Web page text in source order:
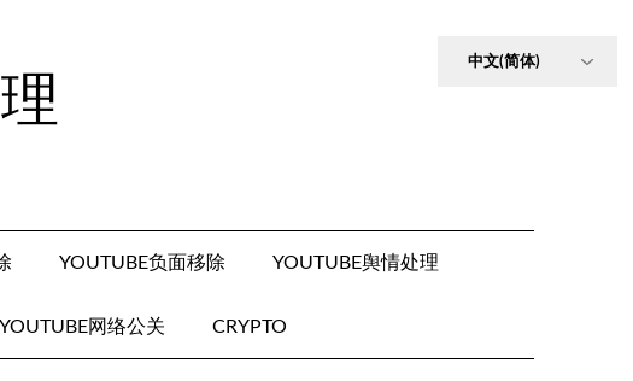
YOUTUBE负面移除 YOUTUBE舆情处理
YOUTUBE网络公关 CRYPTO